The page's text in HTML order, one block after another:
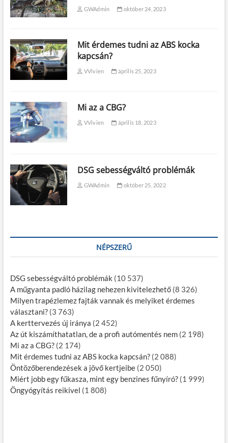
GWAdmin október 24, 2023
Mit érdemes tudni az ABS kocka
kapcsán?
VVivien április 25, 2023
Mi az a CBG?
VVivien április 18, 2023
DSG sebességváltó problémák
GWAdmin október 25, 2022
NÉPSZERŰ
DSG sebességváltó problémák (10 537)
A műgyanta padló házilag nehezen kivitelezhető (8 326)
Milyen trapézlemez fajták vannak és melyiket érdemes
választani? (3 763)
A kerttervezés új iránya (2 452)
Az út kiszámíthatatlan, de a profi autómentés nem (2 198)
Mi az a CBG? (2 174)
Mit érdemes tudni az ABS kocka kapcsán? (2 088)
Öntözőberendezések a jövő kertjeibe (2 050)
Miért jobb egy fűkasza, mint egy benzines fűnyíró? (1 999)
Öngyógyítás reikivel (1 808)